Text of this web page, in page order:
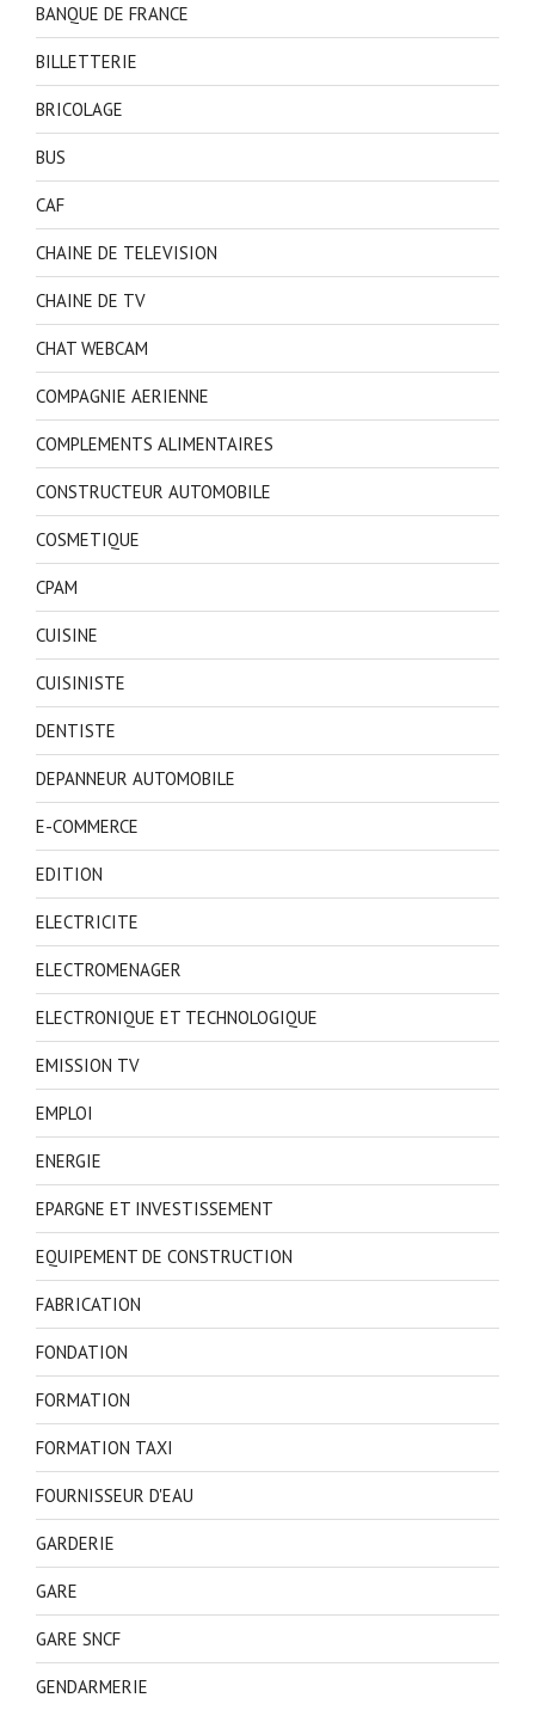
BANQUE DE FRANCE
BILLETTERIE
BRICOLAGE
BUS
CAF
CHAINE DE TELEVISION
CHAINE DE TV
CHAT WEBCAM
COMPAGNIE AERIENNE
COMPLEMENTS ALIMENTAIRES
CONSTRUCTEUR AUTOMOBILE
COSMETIQUE
CPAM
CUISINE
CUISINISTE
DENTISTE
DEPANNEUR AUTOMOBILE
E-COMMERCE
EDITION
ELECTRICITE
ELECTROMENAGER
ELECTRONIQUE ET TECHNOLOGIQUE
EMISSION TV
EMPLOI
ENERGIE
EPARGNE ET INVESTISSEMENT
EQUIPEMENT DE CONSTRUCTION
FABRICATION
FONDATION
FORMATION
FORMATION TAXI
FOURNISSEUR D'EAU
GARDERIE
GARE
GARE SNCF
GENDARMERIE